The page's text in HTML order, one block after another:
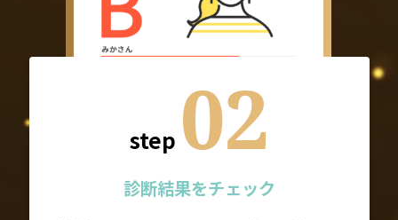
step 02
診断結果をチェック